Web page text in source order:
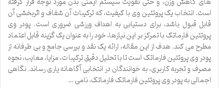
است. انتخاب یک پروتئین وی با کیفیت، که ترکیبات آن شفاف و اثربخشی آن
قابل قبول باشد، برای دستیابی به اهداف ورزشی ضروری است. پودر وی
پروتئین فارماتک با تمرکز بر این نیازها، خود را به عنوان یک گزینه قابل اعتماد
مطرح می کند. هدف از این مقاله، ارائه یک نقد و بررسی جامع و بی طرفانه از
پودر وی پروتئین فارماتک است تا با تحلیل دقیق ترکیبات، مزایا، معایب، نحوه
مصرف و تجربه کاربری، به خوانندگان در انتخابی آگاهانه یاری رساند. نگاهی
اجمالی به پودر وی پروتئین فارماتک فارماتک، نامی …